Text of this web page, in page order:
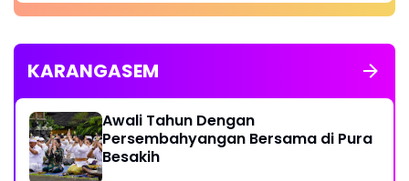
KARANGASEM
Awali Tahun Dengan
Persembahyangan Bersama di Pura
Besakih